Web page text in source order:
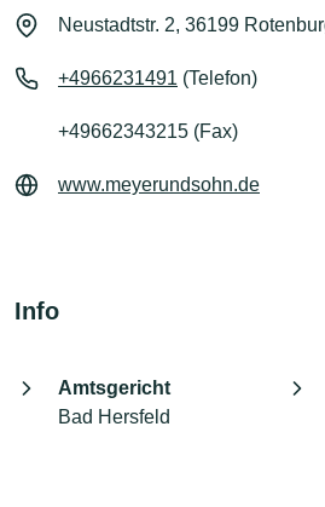
Neustadtstr. 2, 36199
+4966231491 (Telefon)
+49662343215 (Fax)
www.meyerundsohn.de
Info
Amtsgericht
Bad Hersfeld